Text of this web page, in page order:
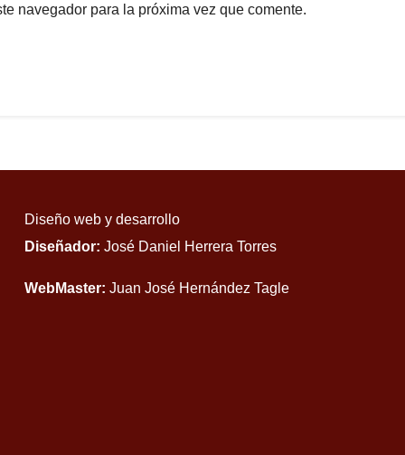
navegador para la próxima vez que comente.
Diseño web y desarrollo
Diseñador: José Daniel Herrera Torres
WebMaster: Juan José Hernández Tagle